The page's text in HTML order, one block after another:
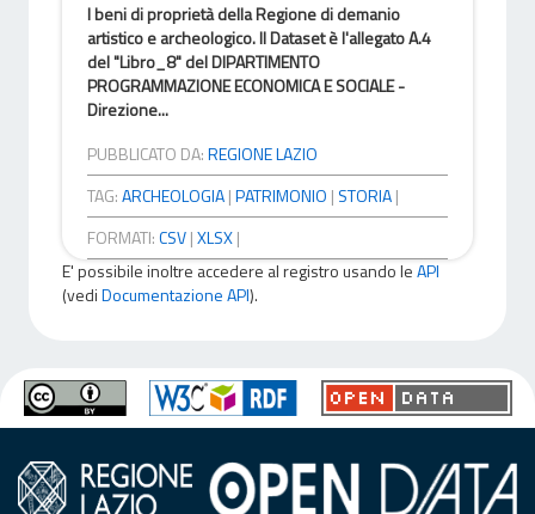
I beni di proprietà della Regione di demanio
artistico e archeologico. Il Dataset è l'allegato A.4
del "Libro_8" del DIPARTIMENTO
PROGRAMMAZIONE ECONOMICA E SOCIALE -
Direzione...
PUBBLICATO DA:REGIONE LAZIO
TAG:ARCHEOLOGIA|PATRIMONIO | STORIA|
FORMATI:CSV|XLSX|
E' possibile inoltre accedere al registro usando leAPI
(vediDocumentazione API).